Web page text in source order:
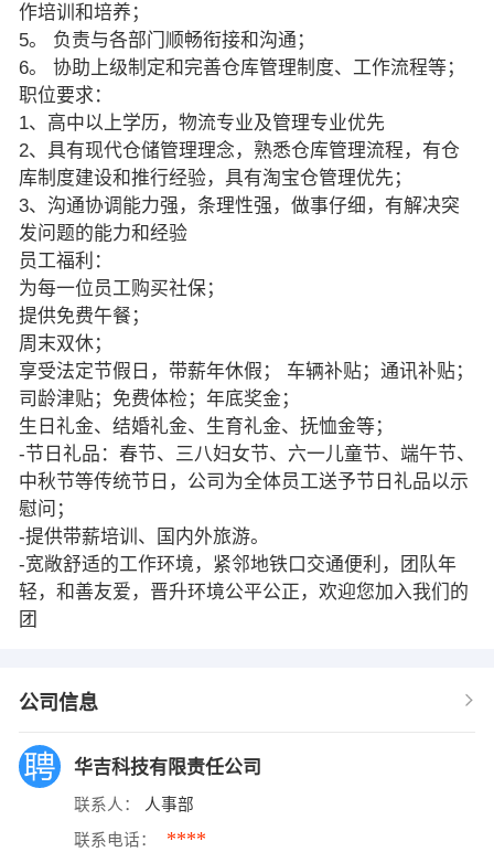
作培训和培养；
5。 负责与各部门顺畅衔接和沟通；
6。 协助上级制定和完善仓库管理制度、工作流程等；
职位要求：
1、高中以上学历，物流专业及管理专业优先
2、具有现代仓储管理理念，熟悉仓库管理流程，有仓
库制度建设和推行经验，具有淘宝仓管理优先；
3、沟通协调能力强，条理性强，做事仔细，有解决突
发问题的能力和经验
员工福利：
为每一位员工购买社保；
提供免费午餐；
周末双休；
享受法定节假日，带薪年休假； 车辆补贴；通讯补贴；
司龄津贴；免费体检；年底奖金；
生日礼金、结婚礼金、生育礼金、抚恤金等；
-节日礼品：春节、三八妇女节、六一儿童节、端午节、
中秋节等传统节日，公司为全体员工送予节日礼品以示
慰问；
-提供带薪培训、国内外旅游。
-宽敞舒适的工作环境，紧邻地铁口交通便利，团队年
轻，和善友爱，晋升环境公平公正，欢迎您加入我们的
团
公司信息
华吉科技有限责任公司
联系人： 人事部
联系电话： ****